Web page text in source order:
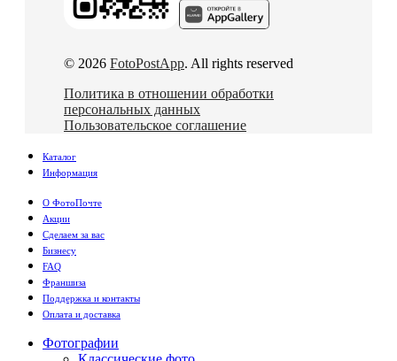
© 2026 FotoPostApp. All rights reserved
Политика в отношении обработки
персональных данных
Пользовательское соглашение
Каталог
Информация
О ФотоПочте
Акции
Сделаем за вас
Бизнесу
FAQ
Франшиза
Поддержка и контакты
Оплата и доставка
Фотографии